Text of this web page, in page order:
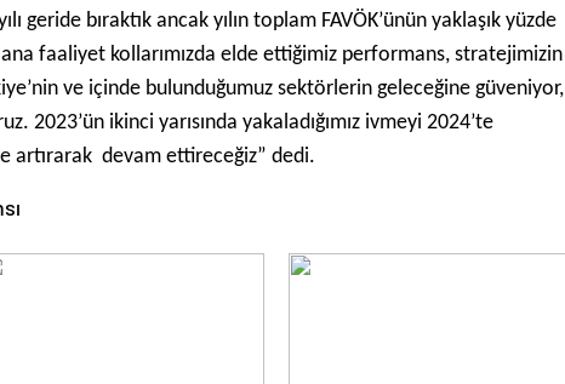
geride bıraktık ancak yılın toplam FAVÖK’ünün yaklaşık yüzde
ana faaliyet kollarımızda elde ettiğimiz performans, stratejimizin
ve içinde bulunduğumuz sektörlerin geleceğine güveniyor,
2023’ün ikinci yarısında yakaladığımız ivmeyi 2024’te
artırarak devam ettireceğiz” dedi.